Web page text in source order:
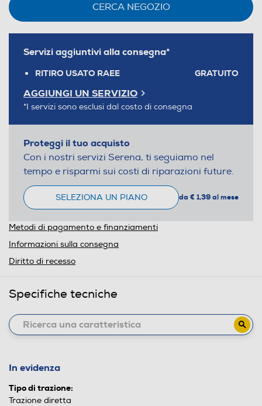
CERCA NEGOZIO
Servizi aggiuntivi alla consegna*
RITIRO USATO RAEE GRATUITO
AGGIUNGI UN SERVIZIO
*I servizi sono esclusi dal costo di consegna
Proteggi il tuo acquisto
Con i nostri servizi Serena, ti seguiamo nel
tempo e risparmi sui costi di riparazioni future.
SELEZIONA UN PIANO da € 1,39 al mese
Metodi di pagamento e finanziamenti
Informazioni sulla consegna
Diritto di recesso
Specifiche tecniche
In evidenza
Tipo di trazione:
Trazione diretta